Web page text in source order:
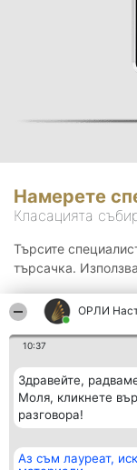
ОРЛИ
10:37
Здравейте,
Моля, кликнете
разговора!
Аз съм лауреат,
Намерете
Класацията
Търсите
търсачка.
Организатор на